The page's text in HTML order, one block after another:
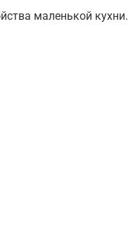
маленькой кухни.